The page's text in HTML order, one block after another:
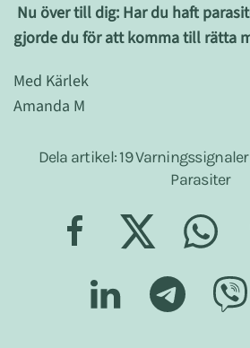
Nu över till dig: Har du haft
gjorde du för att komma till rätta
Med Kärlek
Amanda M
Dela artikel: 19
Parasiter